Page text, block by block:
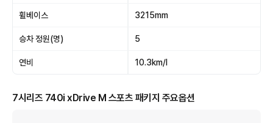
휠베이스 3215mm
승차 정원(명) 5
연비 10.3km/l
7시리즈 740i xDrive M 스포츠 패키지 주요옵션